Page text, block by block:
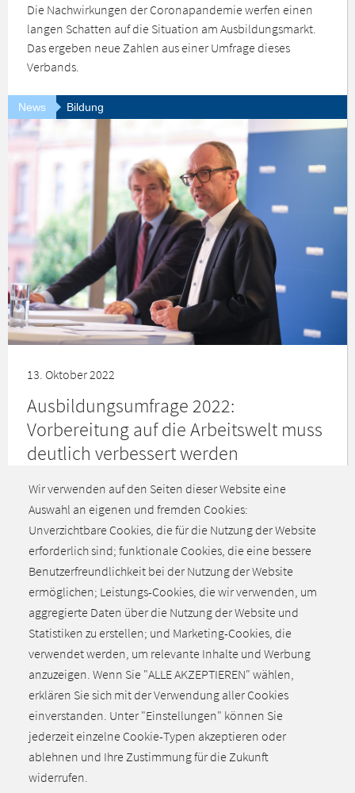
Die Nachwirkungen der Coronapandemie werfen einen
langen Schatten auf die Situation am Ausbildungsmarkt.
Das ergeben neue Zahlen aus einer Umfrage dieses
Verbands.
News Bildung
13. Oktober 2022
Ausbildungsumfrage 2022:
Vorbereitung auf die Arbeitswelt muss
deutlich verbessert werden
Zum Start des Ausbildungsjahrs 2022 konnte jeder fünfte
Ausbildungsplatz nicht besetzt werden. Das hat eine
Umfrage von NiedersachsenMetall und der bildungsnahen
Stiftung NiedersachsenMetall unter mehr als 400
Unternehmen, vorwiegend aus der Industrie, ergeben.
Alle aktuellen Meldungen
Zurück zum Seitenanfang
Wir verwenden auf den Seiten dieser Website eine
Auswahl an eigenen und fremden Cookies:
Unverzichtbare Cookies, die für die Nutzung der Website
erforderlich sind; funktionale Cookies, die eine bessere
Benutzerfreundlichkeit bei der Nutzung der Website
ermöglichen; Leistungs-Cookies, die wir verwenden, um
aggregierte Daten über die Nutzung der Website und
Statistiken zu erstellen; und Marketing-Cookies, die
verwendet werden, um relevante Inhalte und Werbung
anzuzeigen. Wenn Sie "ALLE AKZEPTIEREN" wählen,
erklären Sie sich mit der Verwendung aller Cookies
einverstanden. Unter "Einstellungen" können Sie
jederzeit einzelne Cookie-Typen akzeptieren oder
ablehnen und Ihre Zustimmung für die Zukunft
widerrufen.